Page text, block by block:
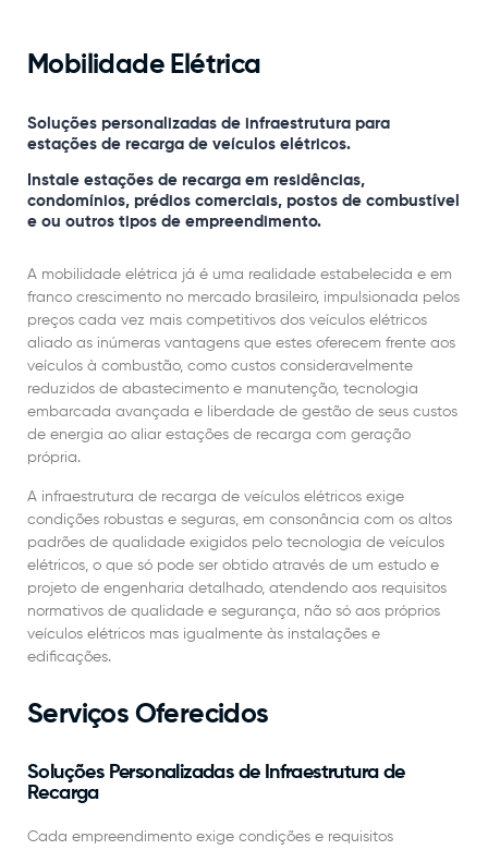
Mobilidade Elétrica
Soluções personalizadas de infraestrutura para
estações de recarga de veículos elétricos.
Instale estações de recarga em residências,
condomínios, prédios comerciais, postos de combustível
e ou outros tipos de empreendimento.
A mobilidade elétrica já é uma realidade estabelecida e em
franco crescimento no mercado brasileiro, impulsionada pelos
preços cada vez mais competitivos dos veículos elétricos
aliado as inúmeras vantagens que estes oferecem frente aos
veículos à combustão, como custos consideravelmente
reduzidos de abastecimento e manutenção, tecnologia
embarcada avançada e liberdade de gestão de seus custos
de energia ao aliar estações de recarga com geração
própria.
A infraestrutura de recarga de veículos elétricos exige
condições robustas e seguras, em consonância com os altos
padrões de qualidade exigidos pelo tecnologia de veículos
elétricos, o que só pode ser obtido através de um estudo e
projeto de engenharia detalhado, atendendo aos requisitos
normativos de qualidade e segurança, não só aos próprios
veículos elétricos mas igualmente às instalações e
edificações.
Serviços Oferecidos
Soluções Personalizadas de Infraestrutura de
Recarga
Cada empreendimento exige condições e requisitos